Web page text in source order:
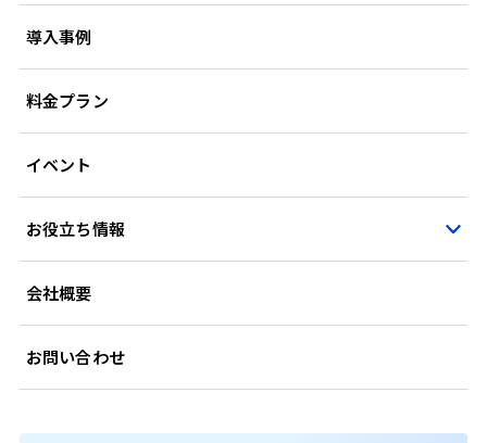
導入事例
料金プラン
イベント
お役立ち情報
会社概要
お問い合わせ